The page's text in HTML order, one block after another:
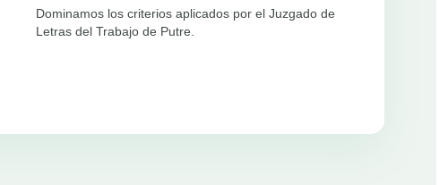
Dominamos los criterios aplicados por el Juzgado de
Letras del Trabajo de Putre.